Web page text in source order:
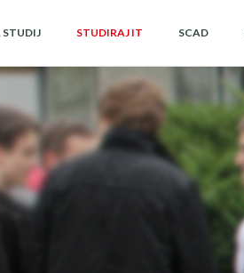
STUDIJ STUDIRAJ IT SCAD